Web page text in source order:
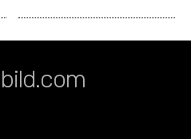
bild.com